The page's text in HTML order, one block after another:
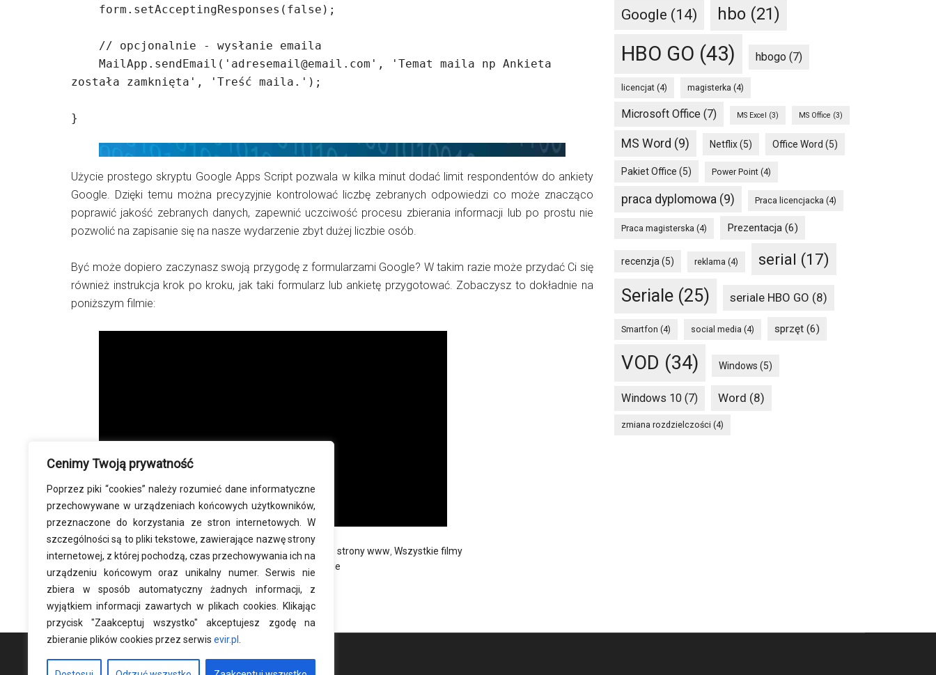
Cenimy Twoją prywatność
Poprzez piki “cookies” należy rozumieć dane informatyczne
przechowywane w urządzeniach końcowych użytkowników,
przeznaczone do korzystania ze stron internetowych. W
szczególności są to pliki tekstowe, zawierające nazwę strony
internetowej, z której pochodzą, czas przechowywania ich na
urządzeniu końcowym oraz unikalny numer. Serwis nie
zbiera w sposób automatyczny żadnych informacji, z
wyjątkiem informacji zawartych w plikach cookies. Klikając
przycisk "Zaakceptuj wszystko" akceptujesz zgodę na
zbieranie plików cookies przez serwis evir.pl
została zamknięta', 'Treść maila.');
}
Użycie prostego skryptu Google Apps Script pozwala w kilka minut dodać limit respondentów do ankiety
Google. Dzięki temu można precyzyjnie kontrolować liczbę zebranych odpowiedzi co może znacząco
poprawić jakość zebranych danych, zapewnić uczciwość procesu zbierania informacji lub po prostu nie
pozwolić na zapisanie się na nasze wydarzenie zbyt dużej liczbie osób.
Być może dopiero zaczynasz swoją przygodę z formularzami Google? W takim razie może przydać Ci się
również instrukcja krok po kroku, jak taki formularz lub ankietę przygotować. Zobaczysz to dokładnie na
poniższym filmie:
W kategorii: Aktualności , pozostałe Przydatne strony www Wszystkie filmy
Tagi:
ankiety Google limit osób w ankiecie Google
Google (14) hbo (21)
HBO GO (43) hbogo (7)
licencjat (4) magisterka (4)
Microsoft Office (7) MS Excel (3) MS Office (3)
MS Word (9) Netflix(5) Office Word (5)
Pakiet Office (5) Power Point (4)
praca dyplomowa (9) Praca licencjacka (4)
Praca magisterska (4) Prezentacja (6)
recenzja (5) reklama (4) serial (17)
Seriale (25) seriale HBO GO (8)
Smartfon (4) social media (4) sprzęt (6)
VOD (34) Windows (5)
Windows 10 (7) Word (8)
zmiana rozdzielczości (4)